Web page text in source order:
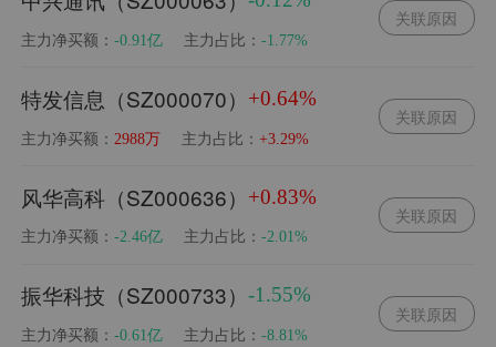
主力净买额：-0.91亿 主力占比：-1.77%
关联原因
特发信息（SZ000070） +0.64%
主力净买额： 2988万 主力占比：+3.29%
关联原因
风华高科（SZ000636） +0.83%
主力净买额：-2.46亿 主力占比：-2.01%
关联原因
振华科技（SZ000733）-1.55%
主力净买额：-0.61亿 主力占比：-8.81%
关联原因